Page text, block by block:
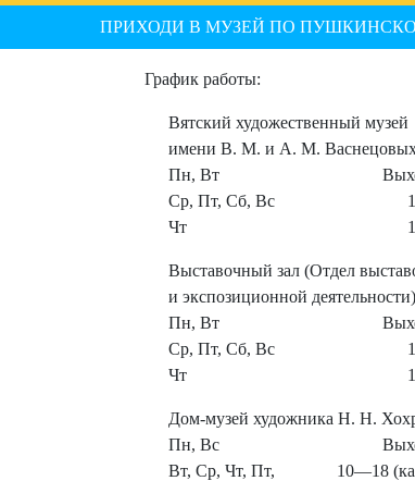
ПРИХОДИ В МУЗЕЙ ПО
График работы:
Вятский художественный музей
имени В. М. и А. М.
Пн, Вт
Ср, Пт, Сб, Вс
Чт
Выставочный зал (Отдел
и экспозиционной деятельности)
Пн, Вт
Ср, Пт, Сб, Вс
Чт
Дом-музей художника Н. Н.
Пн, Вс
Вт, Ср, Чт, Пт,
10—18